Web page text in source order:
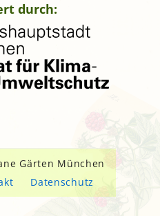
durch:
Gärten München
Datenschutz